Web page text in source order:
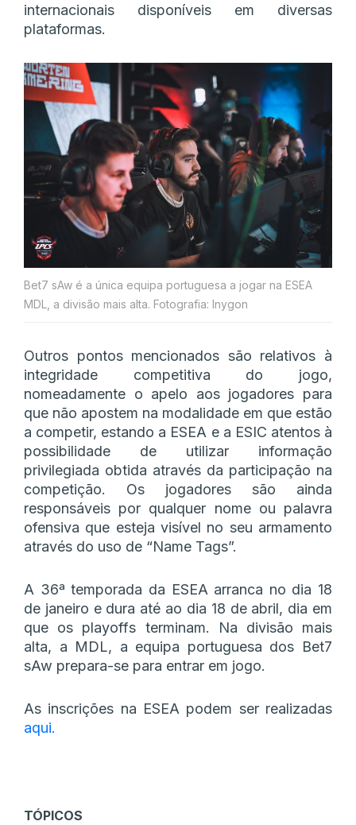
internacionais disponíveis em diversas
plataformas.
Bet7 sAw é a única equipa portuguesa a jogar na ESEA
MDL, a divisão mais alta. Fotografia: Inygon
Outros pontos mencionados são relativos à
integridade competitiva do jogo,
nomeadamente o apelo aos jogadores para
que não apostem na modalidade em que estão
a competir, estando a ESEA e a ESIC atentos à
possibilidade de utilizar informação
privilegiada obtida através da participação na
competição. Os jogadores são ainda
responsáveis por qualquer nome ou palavra
ofensiva que esteja visível no seu armamento
através do uso de “Name Tags”.
A 36ª temporada da ESEA arranca no dia 18
de janeiro e dura até ao dia 18 de abril, dia em
que os playoffs terminam. Na divisão mais
alta, a MDL, a equipa portuguesa dos Bet7
sAw prepara-se para entrar em jogo.
As inscrições na ESEA podem ser realizadas
aqui.
TÓPICOS